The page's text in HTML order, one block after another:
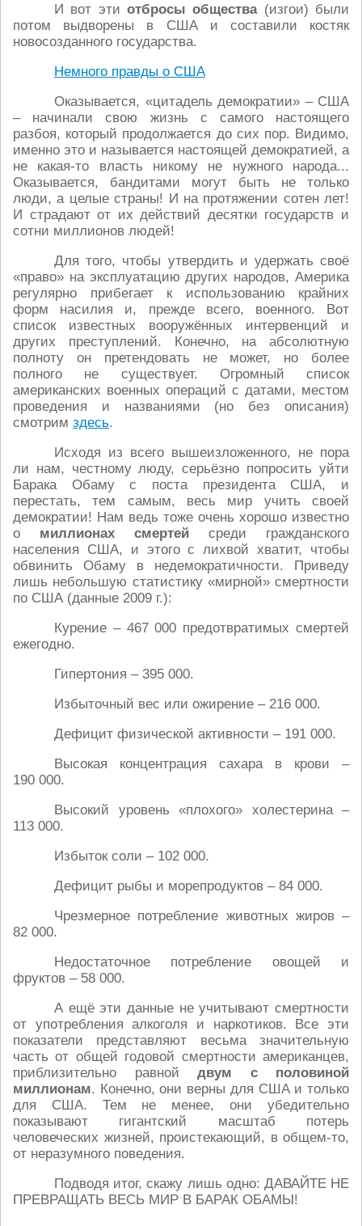
И вот эти отбросы общества(изгои) были
потом выдворены в США и составили костяк
новосозданного государства.
Немного правды о США
Оказывается, «цитадель демократии» – США
– начинали свою жизнь с самого настоящего
разбоя, который продолжается до сих пор. Видимо,
именно это и называется настоящей демократией, а
не какая-то власть никому не нужного народа...
Оказывается, бандитами могут быть не только
люди, а целые страны! И на протяжении сотен лет!
И страдают от их действий десятки государств и
сотни миллионов людей!
Для того, чтобы утвердить и удержать своё
«право» на эксплуатацию других народов, Америка
регулярно прибегает к использованию крайних
форм насилия и, прежде всего, военного. Вот
список известных вооружённых интервенций и
других преступлений. Конечно, на абсолютную
полноту он претендовать не может, но более
полного не существует. Огромный список
американских военных операций с датами, местом
проведения и названиями (но без описания)
смотрим здесь.
Исходя из всего вышеизложенного, не пора
ли нам, честному люду, серьёзно попросить уйти
Барака Обаму с поста президента США, и
перестать, тем самым, весь мир учить своей
демократии! Нам ведь тоже очень хорошо известно
о миллионах смертей среди гражданского
населения США, и этого с лихвой хватит, чтобы
обвинить Обаму в недемократичности. Приведу
лишь небольшую статистику «мирной» смертности
по США (данные 2009 г.):
Курение – 467 000 предотвратимых смертей
ежегодно.
Гипертония – 395 000.
Избыточный вес или ожирение – 216 000.
Дефицит физической активности – 191 000.
Высокая концентрация сахара в крови –
190 000.
Высокий уровень «плохого» холестерина –
113 000.
Избыток соли – 102 000.
Дефицит рыбы и морепродуктов – 84 000.
Чрезмерное потребление животных жиров –
82 000.
Недостаточное потребление овощей и
фруктов – 58 000.
А ещё эти данные не учитывают смертности
от употребления алкоголя и наркотиков. Все эти
показатели представляют весьма значительную
часть от общей годовой смертности американцев,
приблизительно равной двум с половиной
миллионам. Конечно, они верны для США и только
для США. Тем не менее, они убедительно
показывают гигантский масштаб потерь
человеческих жизней, проистекающий, в общем-то,
от неразумного поведения.
Подводя итог, скажу лишь одно: ДАВАЙТЕ НЕ
ПРЕВРАЩАТЬ ВЕСЬ МИР В БАРАК ОБАМЫ!